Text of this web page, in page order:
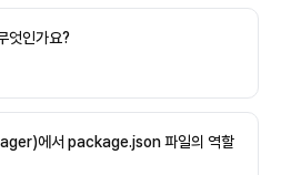
엇인가요?
에서 package.json 파일의 역할